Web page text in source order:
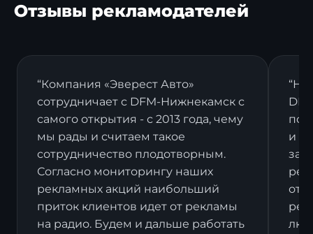
Отзывы рекламодателей
“Компания «Эверест Авто»
сотрудничает с DFM-Нижнекамск с
самого открытия - с 2013 года, чему
мы рады и считаем такое
сотрудничество плодотворным.
Согласно мониторингу наших
рекламных акций наибольший
приток клиентов идет от рекламы
на радио. Будем и дальше работать
и в